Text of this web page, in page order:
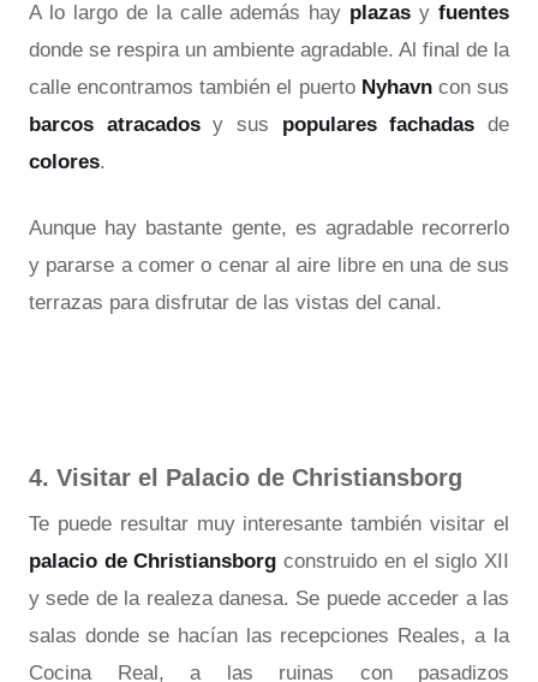
A lo largo de la calle además hay plazasyfuentes
donde se respira un ambiente agradable. Al final de la
calle encontramos también el puerto Nyhavn con sus
barcos atracadosy sus populares fachadas de
colores.
Aunque hay bastante gente, es agradable recorrerlo
y pararse a comer o cenar al aire libre en una de sus
terrazas para disfrutar de las vistas del canal.
4. Visitar el Palacio de Christiansborg
Te puede resultar muy interesante también visitar el
palacio de Christiansborgconstruido en el siglo XII
y sede de la realeza danesa. Se puede acceder a las
salas donde se hacían las recepciones Reales, a la
Cocina Real, a las ruinas con pasadizos